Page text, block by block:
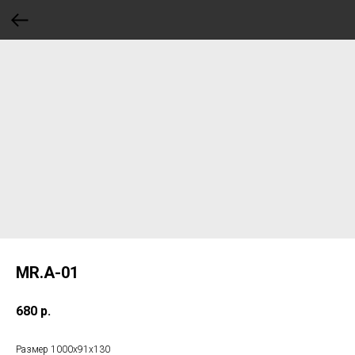
MR.A-01
680 р.
Размер 1000х91х130